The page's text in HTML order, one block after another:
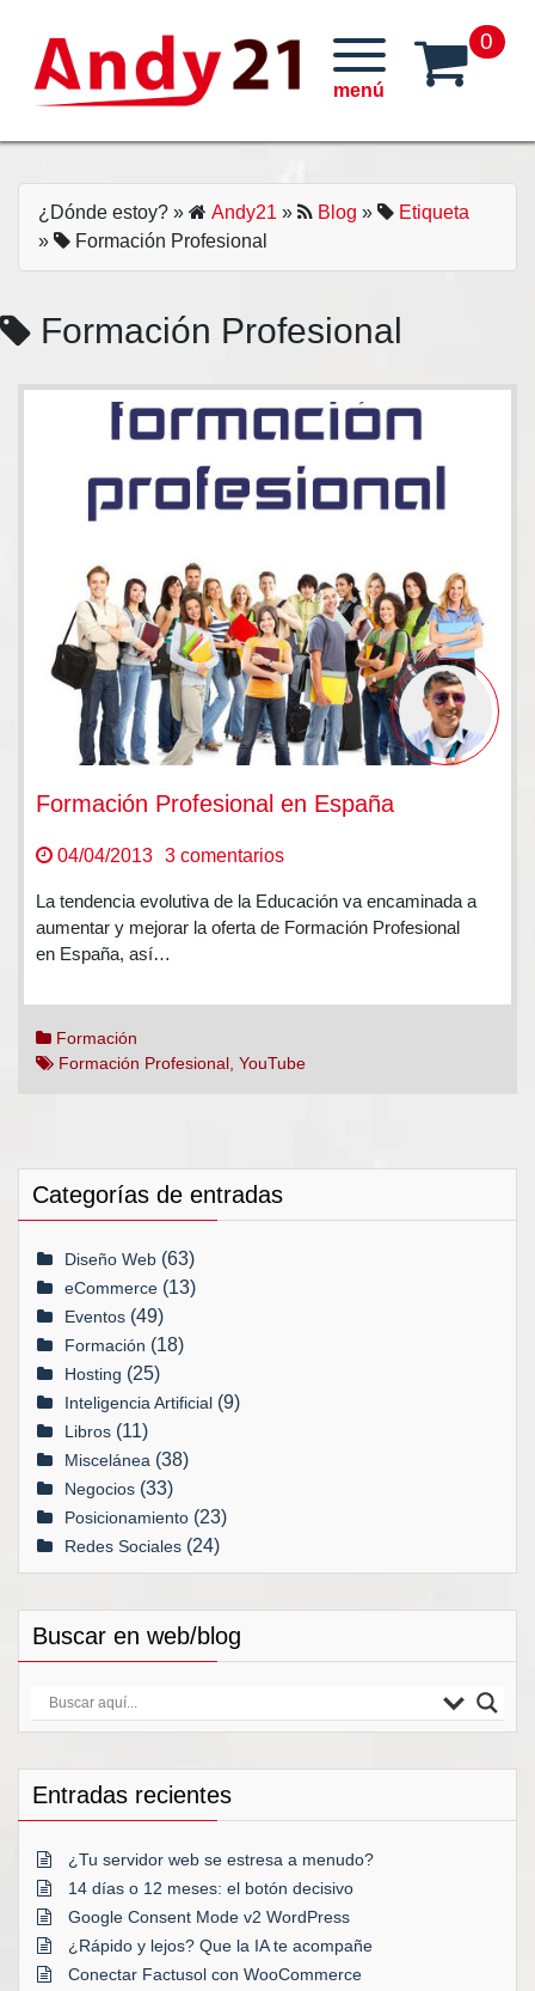
content
0
¿Dónde estoy? » Andy21 » Blog »
Etiqueta
»
Formación Profesional
Formación Profesional
Formación Profesional en España
04/04/2013 3 comentariosen
Profesional
en
La tendencia evolutiva de la Educación va encaminada a
aumentar y mejorar la oferta de Formación Profesional
en España, así…
Formación
Formación Profesional YouTube
Categorías de entradas
Diseño Web (63)
eCommerce (13)
Eventos (49)
Formación (18)
Hosting (25)
Inteligencia Artificial (9)
Libros (11)
Miscelánea (38)
Negocios (33)
Posicionamiento (23)
Redes Sociales (24)
Buscar en web/blog
Entradas recientes
¿Tu servidor web se estresa a menudo?
14 días o 12 meses: el botón decisivo
Google Consent Mode v2 WordPress
¿Rápido y lejos? Que la IA te acompañe
Conectar Factusol con WooCommerce